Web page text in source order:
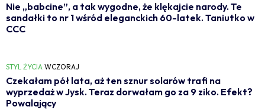
Nie „babcine”, a tak wygodne, że klękajcie narody. Te
sandałki to nr 1 wśród eleganckich 60-latek. Taniutko w
CCC
STYL ŻYCIA WCZORAJ
Czekałam pół lata, aż ten sznur solarów trafi na
wyprzedaż w Jysk. Teraz dorwałam go za 9 ziko. Efekt?
Powalający